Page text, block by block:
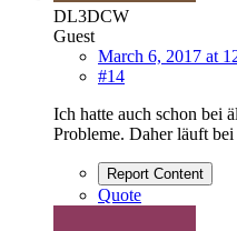
DL3DCW
Guest
March 6, 2017 at
#14
Ich hatte auch schon bei
Probleme. Daher läuft
Report Content
Quote